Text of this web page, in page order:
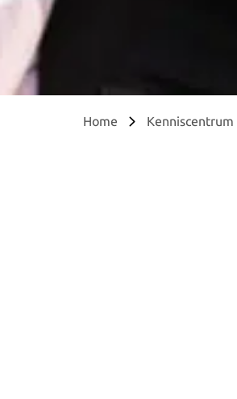
Home Kenniscentrum